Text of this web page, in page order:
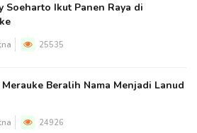
Soeharto Ikut Panen Raya di
25535
Beralih Nama Menjadi Lanud
24926